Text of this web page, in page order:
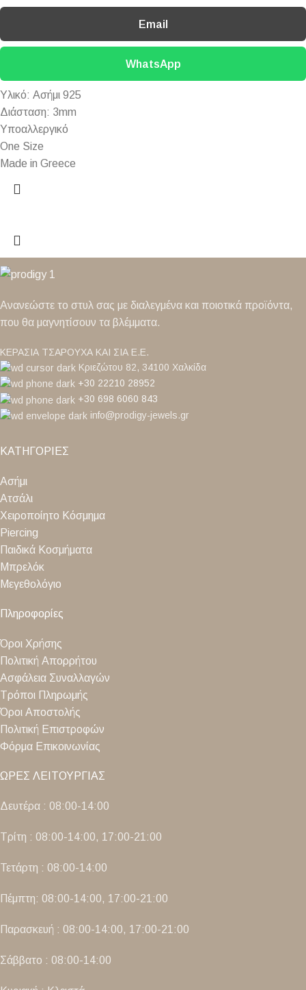
Email
WhatsApp
Υλικό: Ασήμι 925
Διάσταση: 3mm
Υποαλλεργικό
One Size
Made in Greece
Ανανεώστε το στυλ σας με διαλεγμένα και ποιοτικά προϊόντα,
που θα μαγνητίσουν τα βλέμματα.
ΚΕΡΑΣΙΑ ΤΣΑΡΟΥΧΑ ΚΑΙ ΣΙΑ Ε.Ε.
Κριεζώτου 82, 34100 Χαλκίδα
+30 22210 28952
+30 698 6060 843
info@prodigy-jewels.gr
ΚΑΤΗΓΟΡΙΕΣ
Ασήμι
Ατσάλι
Χειροποίητο Κόσμημα
Piercing
Παιδικά Κοσμήματα
Μπρελόκ
Μεγεθολόγιο
Πληροφορίες
Όροι Χρήσης
Πολιτική Απορρήτου
Ασφάλεια Συναλλαγών
Τρόποι Πληρωμής
Όροι Αποστολής
Πολιτική Επιστροφών
Φόρμα Επικοινωνίας
ΩΡΕΣ ΛΕΙΤΟΥΡΓΙΑΣ
Δευτέρα : 08:00-14:00
Τρίτη : 08:00-14:00, 17:00-21:00
Τετάρτη : 08:00-14:00
Πέμπτη: 08:00-14:00, 17:00-21:00
Παρασκευή : 08:00-14:00, 17:00-21:00
Σάββατο : 08:00-14:00